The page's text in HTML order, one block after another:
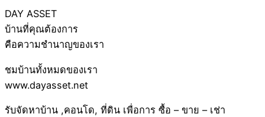
DAY ASSET
บ้านที่คุณต้องการ
คือความชำนาญของเรา
ชมบ้านทั้งหมดของเรา
www.dayasset.net
รับจัดหาบ้าน ,คอนโด, ที่ดิน เพื่อการ ซื้อ – ขาย – เช่า